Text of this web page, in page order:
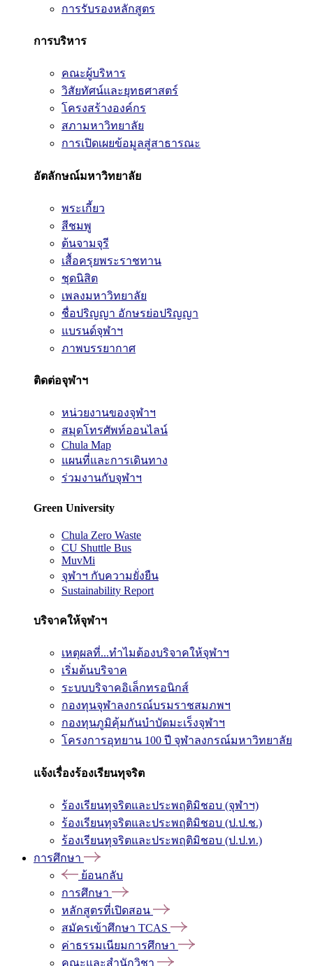
การรับรองหลักสูตร
การบริหาร
คณะผู้บริหาร
วิสัยทัศน์และยุทธศาสตร์
โครงสร้างองค์กร
สภามหาวิทยาลัย
การเปิดเผยข้อมูลสู่สาธารณะ
อัตลักษณ์มหาวิทยาลัย
พระเกี้ยว
สีชมพู
ต้นจามจุรี
เสื้อครุยพระราชทาน
ชุดนิสิต
เพลงมหาวิทยาลัย
ชื่อปริญญา อักษรย่อปริญญา
แบรนด์จุฬาฯ
ภาพบรรยากาศ
ติดต่อจุฬาฯ
หน่วยงานของจุฬาฯ
สมุดโทรศัพท์ออนไลน์
Chula Map
แผนที่และการเดินทาง
ร่วมงานกับจุฬาฯ
Green University
Chula Zero Waste
CU Shuttle Bus
MuvMi
จุฬาฯ กับความยั่งยืน
Sustainability Report
บริจาคให้จุฬาฯ
เหตุผลที่...ทำไมต้องบริจาคให้จุฬาฯ
เริ่มต้นบริจาค
ระบบบริจาคอิเล็กทรอนิกส์
กองทุนจุฬาลงกรณ์บรมราชสมภพฯ
กองทุนภูมิคุ้มกันบำบัดมะเร็งจุฬาฯ
โครงการอุทยาน 100 ปี จุฬาลงกรณ์มหาวิทยาลัย
แจ้งเรื่องร้องเรียนทุจริต
ร้องเรียนทุจริตและประพฤติมิชอบ (จุฬาฯ)
ร้องเรียนทุจริตและประพฤติมิชอบ (ป.ป.ช.)
ร้องเรียนทุจริตและประพฤติมิชอบ (ป.ป.ท.)
การศึกษา
ย้อนกลับ
การศึกษา
หลักสูตรที่เปิดสอน
สมัครเข้าศึกษา TCAS
ค่าธรรมเนียมการศึกษา
คณะและสำนักวิชา